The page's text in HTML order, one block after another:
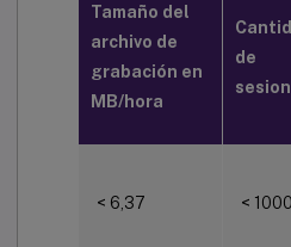
Tamaño del
archivo de
grabación en
MB/hora
de
< 6,37 < 1000